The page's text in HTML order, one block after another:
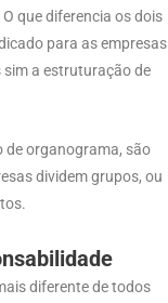
O que diferencia os dois
para as empresas
sim a estruturação de
de organograma, são
dividem grupos, ou
diferente de todos